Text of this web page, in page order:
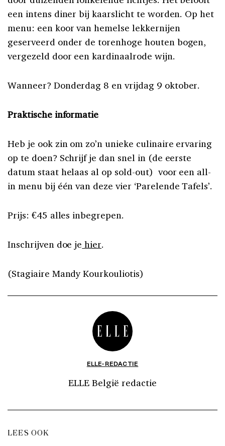
een intens diner bij kaarslicht te worden. Op het
menu: een koor van hemelse lekkernijen
geserveerd onder de torenhoge houten bogen,
vergezeld door een kardinaalrode wijn.
Wanneer? Donderdag 8 en vrijdag 9 oktober.
Praktische informatie
Heb je ook zin om zo’n unieke culinaire ervaring
op te doen? Schrijf je dan snel in (de eerste
datum staat helaas al op sold-out) voor een all-
in menu bij één van deze vier ‘Parelende Tafels’.
Prijs: €45 alles inbegrepen.
Inschrijven doe je hier.
(Stagiaire Mandy Kourkouliotis)
ELLE-REDACTIE
ELLE België redactie
LEES OOK